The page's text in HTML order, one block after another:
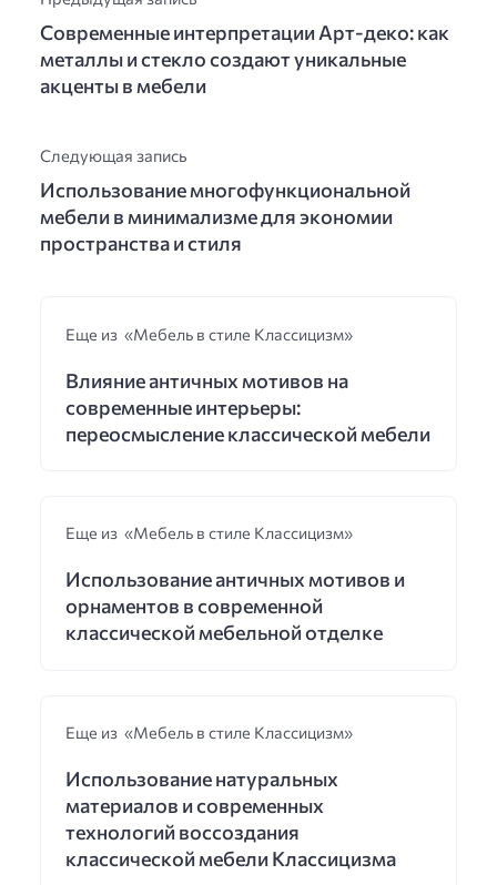
Современные интерпретации Арт-деко: как
металлы и стекло создают уникальные
акценты в мебели
Следующая запись
Использование многофункциональной
мебели в минимализме для экономии
пространства и стиля
Еще из «Мебель в стиле Классицизм»
Влияние античных мотивов на
современные интерьеры:
переосмысление классической мебели
Еще из «Мебель в стиле Классицизм»
Использование античных мотивов и
орнаментов в современной
классической мебельной отделке
Еще из «Мебель в стиле Классицизм»
Использование натуральных
материалов и современных
технологий воссоздания
классической мебели Классицизма